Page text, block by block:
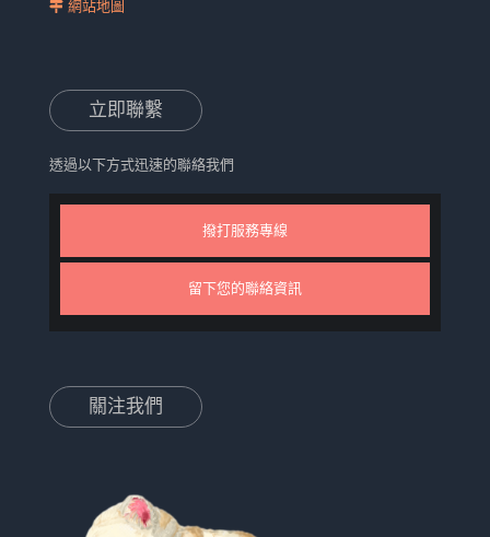
網站地圖
立即聯繫
透過以下方式迅速的聯絡我們
撥打服務專線
留下您的聯絡資訊
關注我們